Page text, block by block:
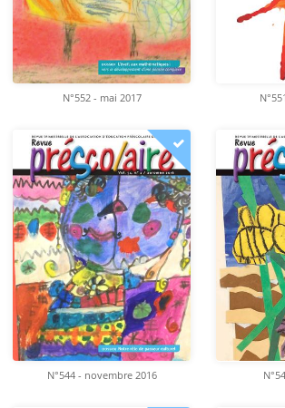
N°552 - mai 2017
N°544 - novembre 2016